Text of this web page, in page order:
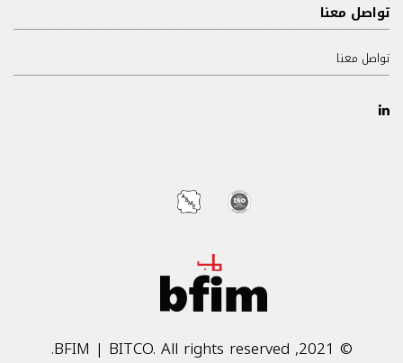
تواصل معنا
تواصل معنا
© 2021, BFIM | BITCO. All rights reserved.